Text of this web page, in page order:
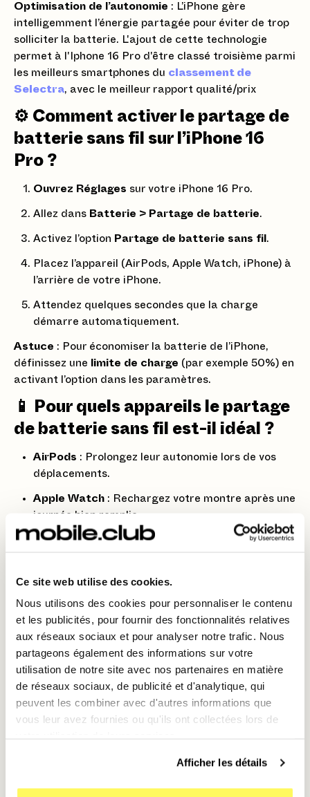
Ce site web utilise des cookies.
Nous utilisons des cookies pour personnaliser le contenu
et les publicités, pour fournir des fonctionnalités relatives
aux réseaux sociaux et pour analyser notre trafic. Nous
partageons également des informations sur votre
utilisation de notre site avec nos partenaires en matière
de réseaux sociaux, de publicité et d'analytique, qui
peuvent les combiner avec d'autres informations que
vous leur avez fournies ou qu'ils ont collectées lors de
Afficher les détails
Optimisation de l’autonomie : L’iPhone gère
intelligemment l’énergie partagée pour éviter de trop
solliciter la batterie. L'ajout de cette technologie
permet à l'Iphone 16 Pro d'être classé troisième parmi
les meilleurs smartphones du classement de
Selectra, avec le meilleur rapport qualité/prix
⚙️ Comment activer le partage de
batterie sans fil sur l’iPhone 16
Pro ?
Ouvrez Réglages sur votre iPhone 16 Pro.
Allez dans Batterie > Partage de batterie.
Activez l’option Partage de batterie sans fil .
Placez l’appareil (AirPods, Apple Watch, iPhone) à
l’arrière de votre iPhone.
Attendez quelques secondes que la charge
démarre automatiquement.
Astuce : Pour économiser la batterie de l’iPhone,
définissez une
limite de charge (par exemple 50%) en
activant l’option dans les paramètres.
📱 Pour quels appareils le partage
de batterie sans fil est-il idéal ?
AirPods : Prolongez leur autonomie lors de vos
déplacements.
Apple Watch : Rechargez votre montre après une
journée bien remplie.
iPhone: Donnez un coup de boost à l’iPhone d’un
Accessoires MagSafe: Alimentez vos
accessoires compatibles sans fil.
🚀 Bonus : Partage intelligent et
économiseur d’énergie
L’iPhone 16 Pro ajuste automatiquement la vitesse de
charge et coupe le partage si la batterie devient trop
faible. Une option idéale pour préserver l’autonomie